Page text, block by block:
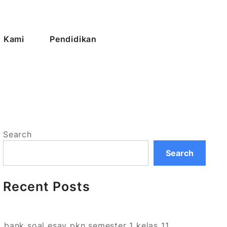
Kami Pendidikan
Search
Search
Recent Posts